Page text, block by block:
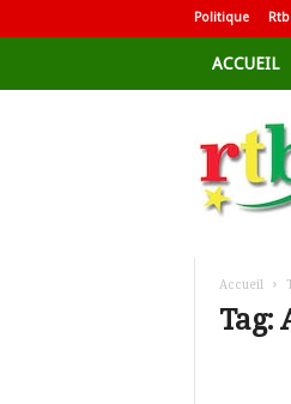
Politique
ACCUEIL
d
i
Accueil
Tag: